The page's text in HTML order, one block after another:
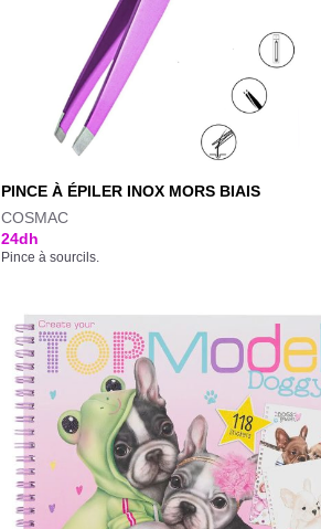
PINCE À ÉPILER INOX MORS BIAIS
COSMAC
24dh
Pince à sourcils.